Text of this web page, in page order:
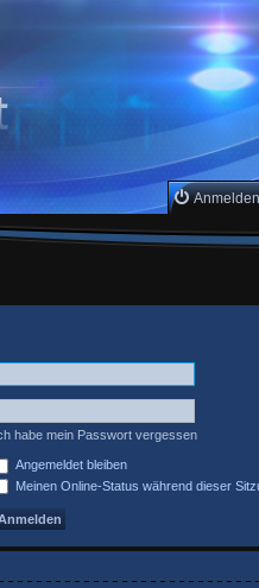
Anmelden
habe mein Passwort vergessen
Angemeldet bleiben
Meinen Online-Status während dieser